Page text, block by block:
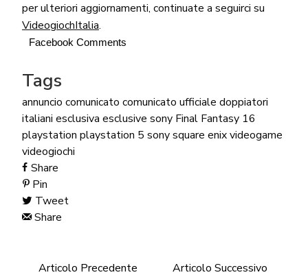
per ulteriori aggiornamenti, continuate a seguirci su
VideogiochItalia.
Facebook Comments
Tags
annuncio comunicato comunicato ufficiale doppiatori
italiani esclusiva esclusive sony Final Fantasy 16
playstation playstation 5 sonysquare enixvideogame
videogiochi
Share
Pin
Tweet
Share
Articolo Precedente
Articolo Successivo